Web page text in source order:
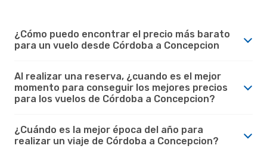
¿Cómo puedo encontrar el precio más barato
para un vuelo desde Córdoba a Concepcion
Al realizar una reserva, ¿cuando es el mejor
momento para conseguir los mejores precios
para los vuelos de Córdoba a Concepcion?
¿Cuándo es la mejor época del año para
realizar un viaje de Córdoba a Concepcion?